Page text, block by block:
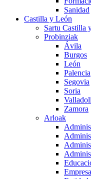
Sanidad
Castilla y León
Sartu Castilla
Probinziak
Ávila
Burgos
León
Palencia
Segovia
Soria
Zamora
Arloak